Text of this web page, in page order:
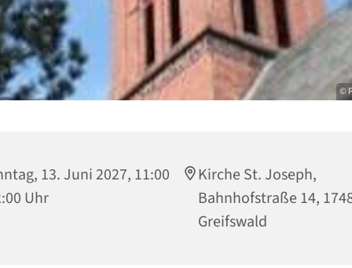
©
13. Juni 2027, 11:00
Uhr
Kirche St. Joseph,
Bahnhofstraße 14,
Greifswald